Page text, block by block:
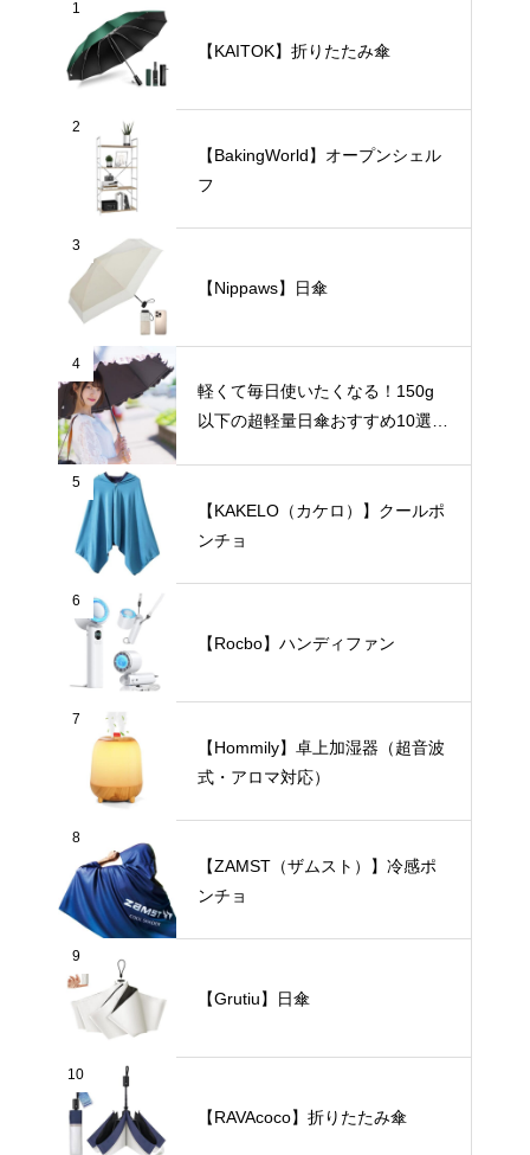
1
【KAITOK】折りたたみ傘
2
【BakingWorld】オープンシェル
フ
3
【Nippaws】日傘
4
軽くて毎日使いたくなる！150g
以下の超軽量日傘おすすめ10選
5
【KAKELO（カケロ）】クールポ
ンチョ
6
【Rocbo】ハンディファン
7
【Hommily】卓上加湿器（超音波
式・アロマ対応）
8
【ZAMST（ザムスト）】冷感ポ
ンチョ
9
【Grutiu】日傘
10
【RAVAcoco】折りたたみ傘